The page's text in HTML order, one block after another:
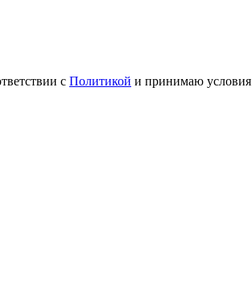
с Политикой и принимаю условия